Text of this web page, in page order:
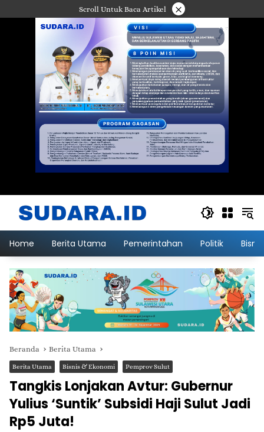
ke
Scroll Untuk Baca Artikel ×
Home Berita Utama Pemerintahan Politik
Beranda Berita Utama
Berita Utama Bisnis & Ekonomi Pemprov Sulut
Tangkis Lonjakan Avtur: Gubernur
Yulius ‘Suntik’ Subsidi Haji Sulut Jadi
Rp5 Juta!